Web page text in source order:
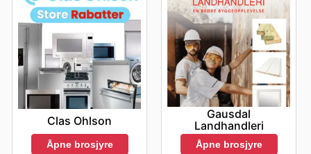
Clas Ohlson
Åpne brosjyre
Gausdal
Landhandleri
Åpne brosjyre